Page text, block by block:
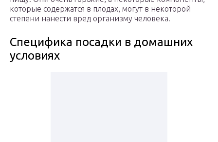
которые содержатся в плодах, могут в некоторой
степени нанести вред организму человека.
Специфика посадки в домашних
условиях